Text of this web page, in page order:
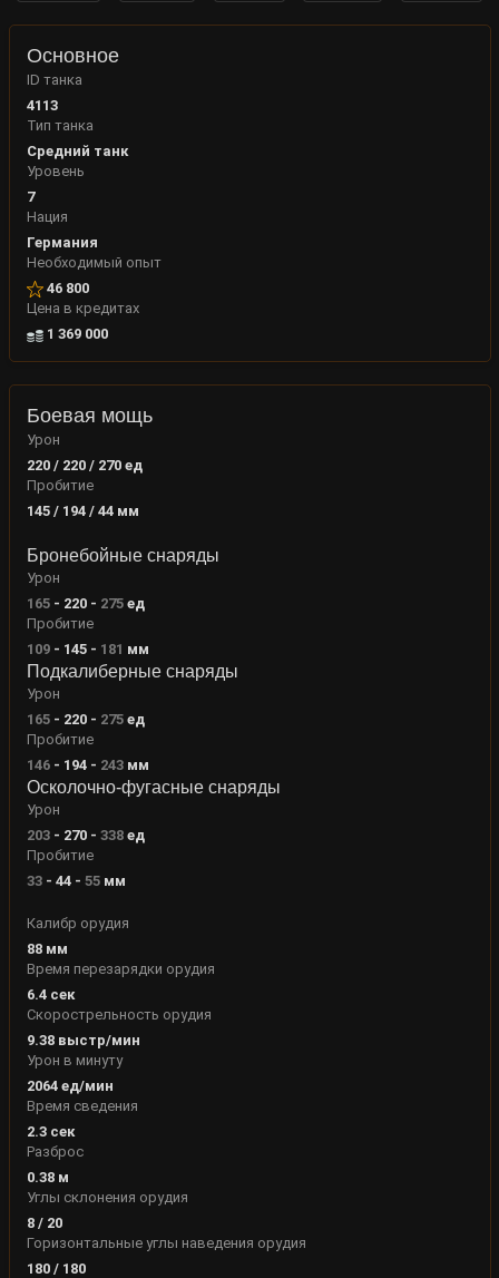
Основное
ID танка
4113
Тип танка
Средний танк
Уровень
7
Нация
Германия
Необходимый опыт
46 800
Цена в кредитах
1 369 000
Боевая мощь
Урон
220 / 220 / 270 ед
Пробитие
145 / 194 / 44 мм
Бронебойные снаряды
Урон
165- 220- 275ед
Пробитие
109- 145- 181 мм
Подкалиберные снаряды
Урон
165- 220- 275ед
Пробитие
146- 194- 243 мм
Осколочно-фугасные снаряды
Урон
203- 270- 338ед
Пробитие
33- 44- 55 мм
Калибр орудия
88мм
Время перезарядки орудия
6.4сек
Скорострельность орудия
9.38выстр/мин
Урон в минуту
2064ед/мин
Время сведения
2.3сек
Разброс
0.38м
Углы склонения орудия
8 / 20
Горизонтальные углы наведения орудия
180 / 180